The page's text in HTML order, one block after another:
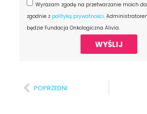
Wyrażam zgodę na przetwarzanie moich
zgodnie z polityką prywatności.
będzie Fundacja Onkologiczna Alivia.
WYŚLIJ
POPRZEDNI